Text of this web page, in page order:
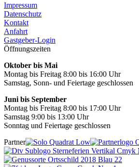
Impressum
Datenschutz
Kontakt
Anfahrt
Gastgeber-Login
Öffnungszeiten
Oktober bis Mai
Montag bis Freitag 8:00 bis 16:00 Uhr
Samstag, Sonn- und Feiertage geschlossen
Juni bis September
Montag bis Freitag 8:00 bis 17:00 Uhr
Samstag 9:00 bis 13:00 Uhr
Sonntag und Feiertage geschlossen
Partner